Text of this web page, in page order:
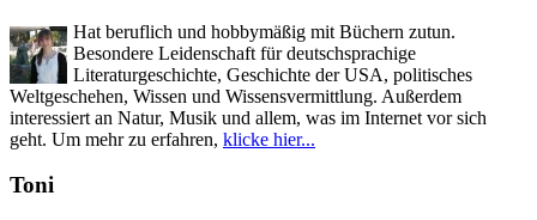
Hat beruflich und hobbymäßig mit Büchern zutun.
Besondere Leidenschaft für deutschsprachige
Literaturgeschichte, Geschichte der USA, politisches
Weltgeschehen, Wissen und Wissensvermittlung. Außerdem
interessiert an Natur, Musik und allem, was im Internet vor sich
geht. Um mehr zu erfahren, klicke hier...
Toni